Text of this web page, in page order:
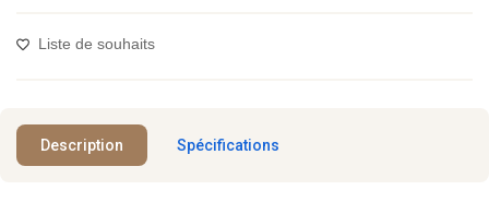
Liste de souhaits
Description Spécifications